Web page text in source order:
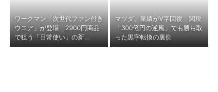
ワークマン「次世代ファン付き
ウエア」が登場 2900円商品
で狙う「日常使い」の新...
マツダ、業績がV字回復 関税
「300億円の逆風」でも勝ち取
った黒字転換の裏側